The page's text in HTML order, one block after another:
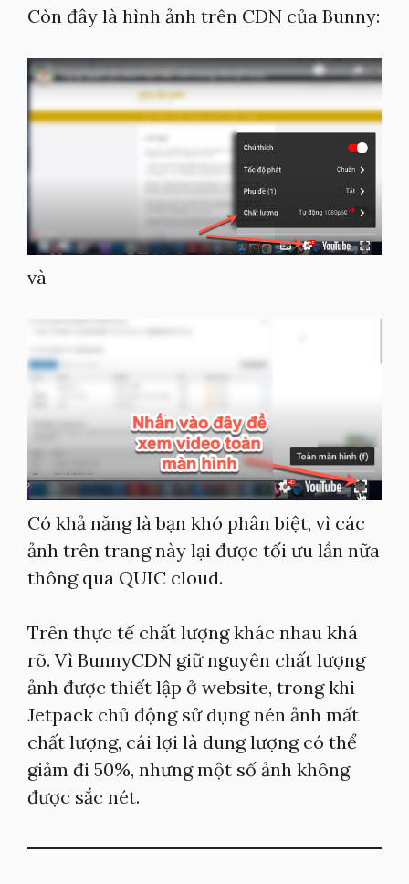
Còn đây là hình ảnh trên CDN của Bunny:
và
Có khả năng là bạn khó phân biệt, vì các
ảnh trên trang này lại được tối ưu lần nữa
thông qua QUIC cloud.
Trên thực tế chất lượng khác nhau khá
rõ. Vì BunnyCDN giữ nguyên chất lượng
ảnh được thiết lập ở website, trong khi
Jetpack chủ động sử dụng nén ảnh mất
chất lượng, cái lợi là dung lượng có thể
giảm đi 50%, nhưng một số ảnh không
được sắc nét.